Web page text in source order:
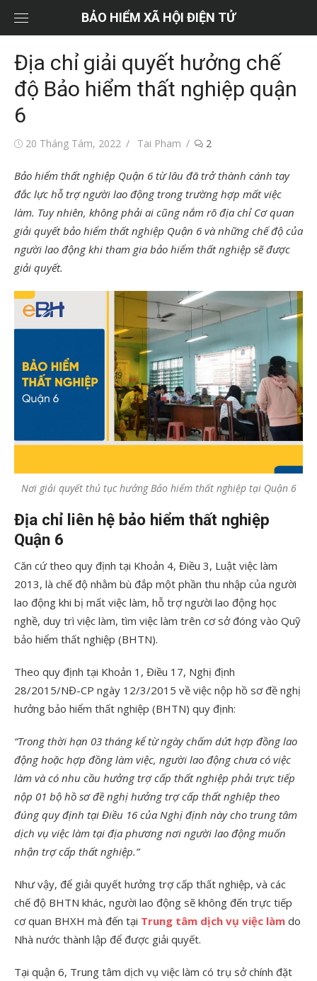
dung
BẢO HIỂM XÃ HỘI ĐIỆN TỬ
Địa chỉ giải quyết hưởng chế
độ Bảo hiểm thất nghiệp quận
6
Đăng20 Tháng Tám, 2022
Tác
Tai Pham 2
Bảo hiểm thất nghiệp Quận 6 từ lâu đã trở thành cánh tay
đắc lực hỗ trợ người lao động trong trường hợp mất việc
làm. Tuy nhiên, không phải ai cũng nắm rõ địa chỉ Cơ quan
giải quyết bảo hiểm thất nghiệp Quận 6 và những chế độ của
người lao động khi tham gia bảo hiểm thất nghiệp sẽ được
giải quyết.
Nơi giải quyết thủ tục hưởng Bảo hiểm thất nghiệp tại Quận 6
Địa chỉ liên hệ bảo hiểm thất nghiệp
Quận 6
Căn cứ theo quy định tại Khoản 4, Điều 3, Luật việc làm
2013, là chế độ nhằm bù đắp một phần thu nhập của người
lao động khi bị mất việc làm, hỗ trợ người lao động học
nghề, duy trì việc làm, tìm việc làm trên cơ sở đóng vào Quỹ
bảo hiểm thất nghiệp (BHTN).
Theo quy định tại Khoản 1, Điều 17, Nghị định
28/2015/NĐ-CP ngày 12/3/2015 về việc nộp hồ sơ đề nghị
hưởng bảo hiểm thất nghiệp (BHTN) quy định:
“Trong thời hạn 03 tháng kể từ ngày chấm dứt hợp đồng lao
động hoặc hợp đồng làm việc, người lao động chưa có việc
làm và có nhu cầu hưởng trợ cấp thất nghiệp phải trực tiếp
nộp 01 bộ hồ sơ đề nghị hưởng trợ cấp thất nghiệp theo
đúng quy định tại Điều 16 của Nghị định này cho trung tâm
dịch vụ việc làm tại địa phương nơi người lao động muốn
nhận trợ cấp thất nghiệp.”
Như vậy, để giải quyết hưởng trợ cấp thất nghiệp, và các
chế độ BHTN khác, người lao động sẽ không đến trực tiếp
cơ quan BHXH mà đến tại Trung tâm dịch vụ việc làm do
Nhà nước thành lập để được giải quyết.
Tại quận 6, Trung tâm dịch vụ việc làm có trụ sở chính đặt